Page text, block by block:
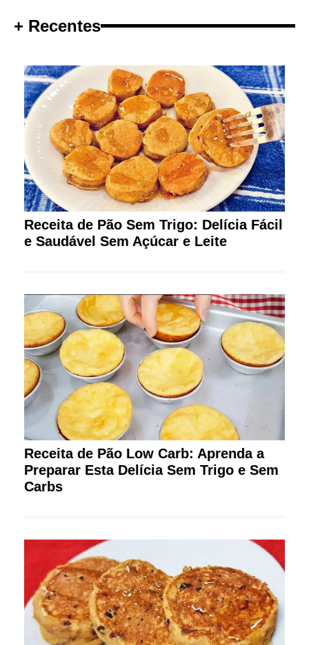
+ Recentes
Receita de Pão Sem Trigo: Delícia Fácil
e Saudável Sem Açúcar e Leite
Receita de Pão Low Carb: Aprenda a
Preparar Esta Delícia Sem Trigo e Sem
Carbs